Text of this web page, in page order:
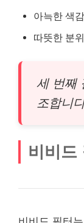
아늑한 색감
따뜻한 분
세 번째
조합니
비비드